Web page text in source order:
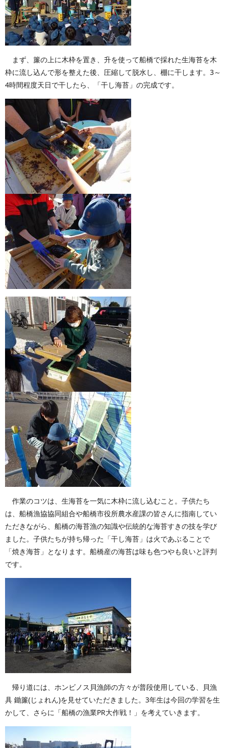
まず、簾の上に木枠を置き、升を使って船橋で採れた生海苔を木
枠に流し込んで形を整えた後、圧縮して脱水し、棚に干します。3～
4時間程度天日で干したら、「干し海苔」の完成です。
作業のコツは、生海苔を一気に木枠に流し込むこと。子供たち
は、船橋漁協協同組合や船橋市役所農水産課の皆さんに指南してい
ただきながら、船橋の海苔漁の知識や伝統的な海苔すきの技を学び
ました。子供たちが持ち帰った「干し海苔」は火であぶることで
「焼き海苔」となります。船橋産の海苔は味も色つやも良いと評判
です。
帰り道には、ホンビノス貝漁師の方々が普段使用している、貝漁
具 鋤簾(じょれん)を見せていただきました。3年生は今回の学習を生
かして、さらに「船橋の漁業PR大作戦！」を考えていきます。